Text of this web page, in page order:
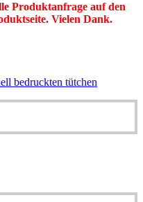
Produktanfrage auf den
Vielen Dank.